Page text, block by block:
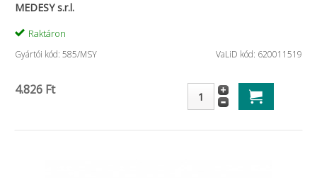
MEDESY s.r.l.
Raktáron
Gyártói kód: 585/MSY VaLiD kód: 620011519
4.826 Ft